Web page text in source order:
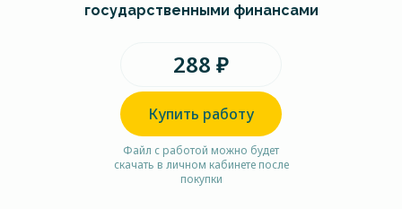
государственными финансами
288 ₽
Купить работу
Файл с работой можно будет
скачать в личном кабинете после
покупки